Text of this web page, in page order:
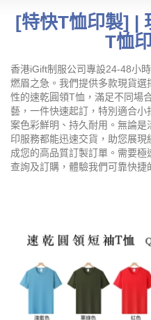
[特快T恤印製] |
T恤
香港iGift制服公司專設24-48小
燃眉之急。我們提供多款現貨
性的速乾圓領T恤，滿足不同場
藝，一件快速起訂，特別適合
案色彩鮮明、持久耐用。無論
印服務都能迅速交貨，助您展
成您的高品質訂製訂單。需要
查詢及訂購，體驗我們可靠快捷